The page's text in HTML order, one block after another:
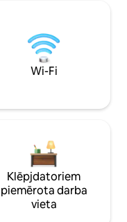
Wi-Fi
Klēpjdatoriem
piemērota darba
vieta